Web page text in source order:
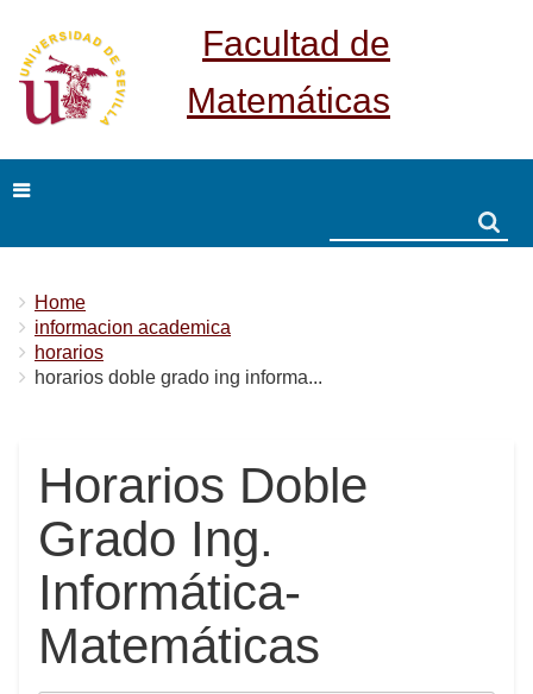
Facultad de
Matemáticas
Breadcrumbs
You
are
here:
Home
informacion academica
horarios
horarios doble grado ing informa...
Horarios Doble
Grado Ing.
Informática-
Matemáticas